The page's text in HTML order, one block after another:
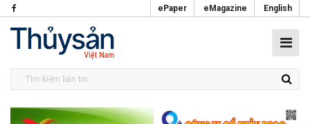
ePaper eMagazine English